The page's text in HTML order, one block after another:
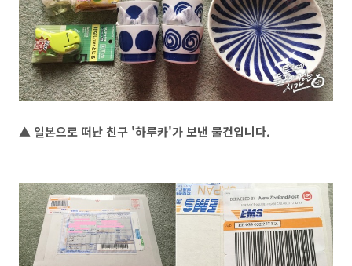
▲ 일본으로 떠난 친구 '하루카'가 보낸 물건입니다.